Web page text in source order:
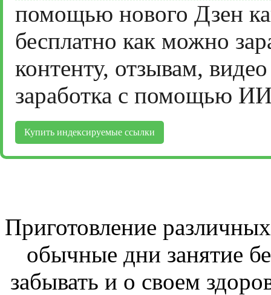
помощью нового Дзен
бесплатно как можно
контенту, отзывам,
заработка с помощью
Купить индексируемые ссылки
Приготовление
обычные дни занятие
забывать и о своем